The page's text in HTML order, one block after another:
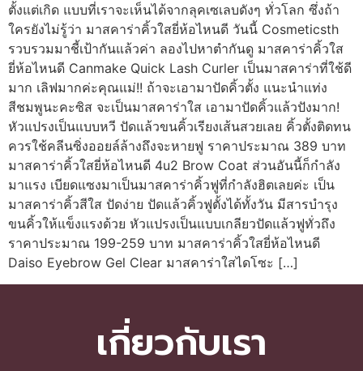
ตั้งแต่เกิด แบบที่เราจะเห็นได้จากลุคเซเลบดังๆ ทั่วโลก ซึ่งถ้า
ใครยังไม่รู้ว่า มาสคาร่าคิ้วใสยี่ห้อไหนดี วันนี้ Cosmeticsth
รวบรวมมาชี้เป้ากันแล้วค่า ลองไปหาตำกันดู มาสคาร่าคิ้วใส
ยี่ห้อไหนดี Canmake Quick Lash Curler เป็นมาสคาร่าที่ใช้ดี
มาก เลิฟมากค่ะคุณแม่!! ถ้าจะเอามาปัดคิ้วตั้ง แนะนำแท่ง
สีชมพูนะคะซิส จะเป็นมาสคาร่าใส เอามาปัดคิ้วแล้วปังมาก!
หัวแปรงเป็นแบบหวี ปัดแล้วขนคิ้วเรียงเส้นสวยเลย คิ้วตั้งติดทน
ควรใช้คลีนซิ่งออยล์ล้างถึงจะหายฟู ราคาประมาณ 389 บาท
มาสคาร่าคิ้วใสยี่ห้อไหนดี 4u2 Brow Coat ส่วนอันนี้ก็กำลัง
มาแรง เบียดแซงมาเป็นมาสคาร่าคิ้วฟูที่กำลังฮิตเลยค่ะ เป็น
มาสคาร่าคิ้วสีใส ปัดง่าย ปัดแล้วคิ้วฟูตั้งได้ทั้งวัน มีสารบำรุง
ขนคิ้วให้แข็งแรงด้วย หัวแปรงเป็นแบบเกลียวปัดแล้วฟูทั่วถึง
ราคาประมาณ 199-259 บาท มาสคาร่าคิ้วใสยี่ห้อไหนดี
Daiso Eyebrow Gel Clear มาสคาร่าใสไดโซะ […]
เกี่ยวกับเรา